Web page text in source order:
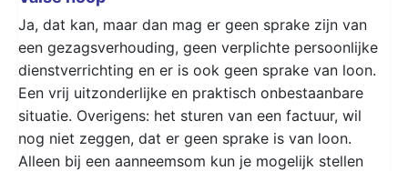
Ja, dat kan, maar dan mag er geen sprake zijn van
een gezagsverhouding, geen verplichte persoonlijke
dienstverrichting en er is ook geen sprake van loon.
Een vrij uitzonderlijke en praktisch onbestaanbare
situatie. Overigens: het sturen van een factuur, wil
nog niet zeggen, dat er geen sprake is van loon.
Alleen bij een aanneemsom kun je mogelijk stellen